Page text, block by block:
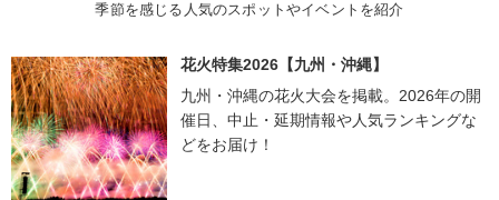
季節を感じる人気のスポットやイベントを紹介
花火特集2026【九州・沖縄】
九州・沖縄の花火大会を掲載。2026年の開
催日、中止・延期情報や人気ランキングな
どをお届け！